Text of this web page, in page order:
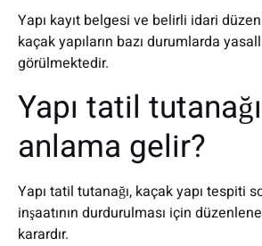
Yapı kayıt belgesi ve belirli idari
kaçak yapıların bazı durumlarda
görülmektedir.
Yapı tatil
anlama gelir?
Yapı tatil tutanağı, kaçak yapı tespiti
inşaatının durdurulması için
karardır.